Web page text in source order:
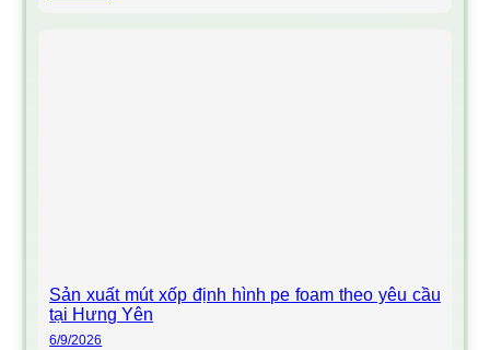
Sản xuất mút xốp định hình pe foam theo yêu cầu
tại Hưng Yên
6/9/2026